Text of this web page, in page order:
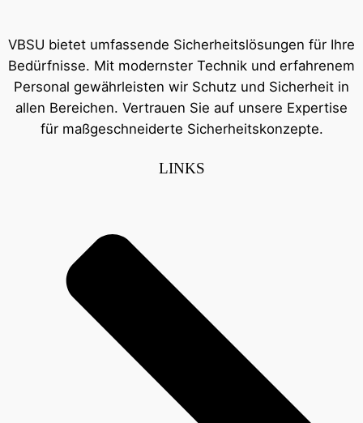
VBSU bietet umfassende Sicherheitslösungen für Ihre
Bedürfnisse. Mit modernster Technik und erfahrenem
Personal gewährleisten wir Schutz und Sicherheit in
allen Bereichen. Vertrauen Sie auf unsere Expertise
für maßgeschneiderte Sicherheitskonzepte.
LINKS